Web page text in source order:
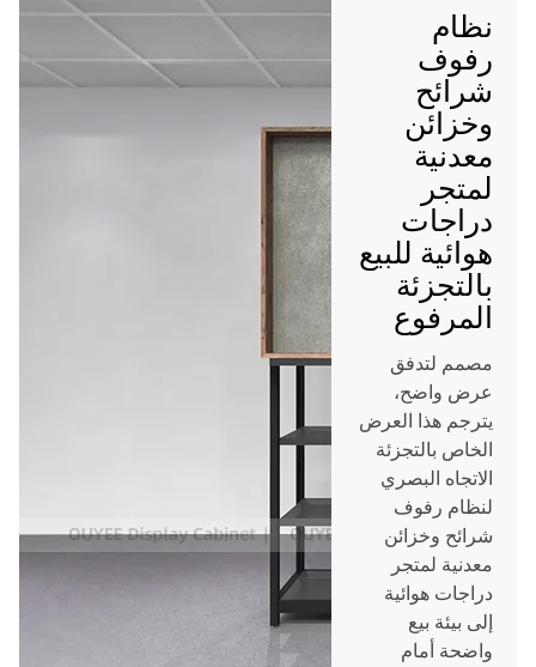
نظام
رفوف
شرائح
وخزائن
معدنية
لمتجر
دراجات
هوائية للبيع
بالتجزئة
المرفوع
مصمم لتدفق
عرض واضح،
يترجم هذا العرض
الخاص بالتجزئة
الاتجاه البصري
لنظام رفوف
شرائح وخزائن
معدنية لمتجر
دراجات هوائية
إلى بيئة بيع
واضحة أمام